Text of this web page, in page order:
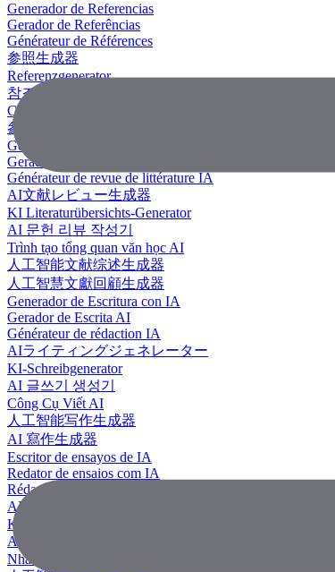
Generador de Referencias
Gerador de Referências
Générateur de Références
参照生成器
Referenzgenerator
참조 생성기
Công Cụ Tạo Tài Liệu Tham Khảo
參考文獻生成器
Generador de revisión literaria con IA
Gerador de Revisão de Literatura em IA
Générateur de revue de littérature IA
AI文献レビュー生成器
KI Literaturübersichts-Generator
AI 문헌 리뷰 작성기
Trình tạo tổng quan văn học AI
人工智能文献综述生成器
人工智慧文獻回顧生成器
Generador de Escritura con IA
Gerador de Escrita AI
Générateur de rédaction IA
AIライティングジェネレーター
KI-Schreibgenerator
AI 글쓰기 생성기
Công Cụ Viết AI
人工智能写作生成器
AI 寫作生成器
Escritor de ensayos de IA
Redator de ensaios com IA
Rédacteur d'essais IA
AIエッセイライター
KI Essay-Schreiber
AI 에세이 작성기
Nhà văn luận văn AI